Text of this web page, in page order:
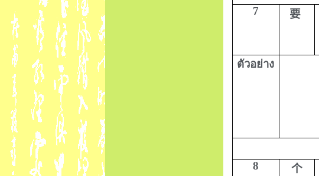
7 要
ตัวอย่าง
8 个